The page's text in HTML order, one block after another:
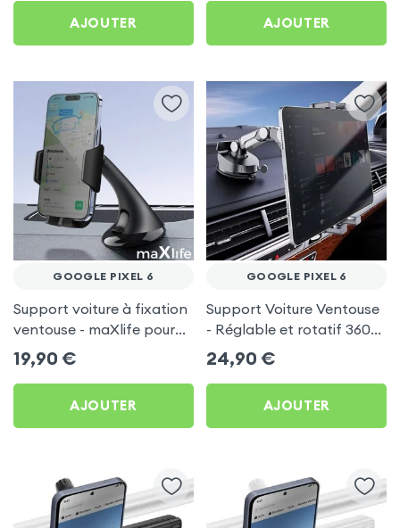
AJOUTER AJOUTER
GOOGLE PIXEL 6
Support voiture à fixation
ventouse - maXlife pour
Google Pixel 6
19,90 €
AJOUTER
GOOGLE PIXEL 6
Support Voiture Ventouse
- Réglable et rotatif 360°
pour Google Pixel 6
24,90 €
AJOUTER